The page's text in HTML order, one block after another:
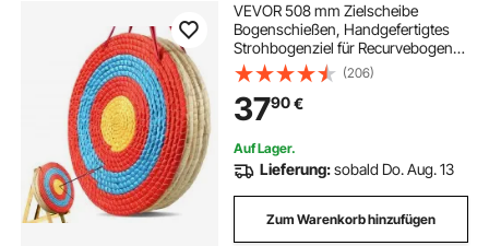
VEVOR 508 mm Zielscheibe
Bogenschießen, Handgefertigtes
Strohbogenziel für Recurvebogen
Compoundbogen oder Langbogen,
Traditionelles Bogenpfeilziel für
Kinder Jugend Erwachsene
Bogenschießen
(206)
3790€
Auf Lager.
Lieferung:sobald Do. Aug. 13
Zum Warenkorb hinzufügen